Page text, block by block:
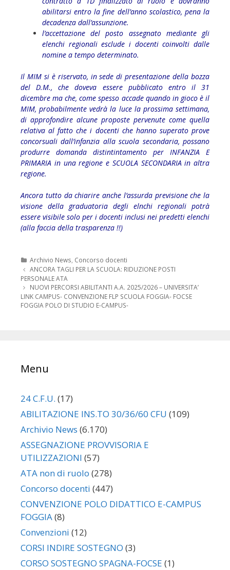
abilitarsi entro la fine dell’anno scolastico, pena la
decadenza dall’assunzione.
l’accettazione del posto assegnato mediante gli
elenchi regionali esclude i docenti coinvolti dalle
nomine a tempo determinato.
Il MIM si è riservato, in sede di presentazione della bozza
del D.M., che doveva essere pubblicato entro il 31
dicembre ma che, come spesso accade quando in gioco è il
MIM, probabilmente vedrà la luce la prossima settimana,
di approfondire alcune proposte pervenute come quella
relativa al fatto che i docenti che hanno superato prove
concorsuali dall’infanzia alla scuola secondaria, possano
produrre domanda distintintamento per INFANZIA E
PRIMARIA in una regione e SCUOLA SECONDARIA in altra
regione.
Ancora tutto da chiarire anche l’assurda previsione che la
visione della graduatoria degli elnchi regionali potrà
essere visibile solo per i docenti inclusi nei predetti elenchi
(alla faccia della trasparenza !!)
Categorie
Archivio News, Concorso docenti
Navigazione
articolo
ANCORA TAGLI PER LA SCUOLA: RIDUZIONE POSTI
PERSONALE ATA
NUOVI PERCORSI ABILITANTI A.A. 2025/2026 – UNIVERSITA’
LINK CAMPUS- CONVENZIONE FLP SCUOLA FOGGIA- FOCSE
FOGGIA POLO DI STUDIO E-CAMPUS-
Menu
24 C.F.U. (17)
ABILITAZIONE INS.TO 30/36/60 CFU (109)
Archivio News (6.170)
ASSEGNAZIONE PROVVISORIA E
UTILIZZAZIONI (57)
ATA non di ruolo (278)
Concorso docenti (447)
CONVENZIONE POLO DIDATTICO E-CAMPUS
FOGGIA(8)
Convenzioni (12)
CORSI INDIRE SOSTEGNO (3)
CORSO SOSTEGNO SPAGNA-FOCSE (1)